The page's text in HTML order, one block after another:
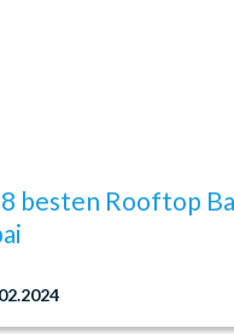
und mit
besten Rooftop